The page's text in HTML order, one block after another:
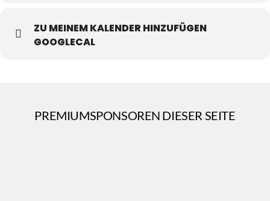
ZU MEINEM KALENDER HINZUFÜGEN
GOOGLECAL
PREMIUMSPONSOREN DIESER SEITE